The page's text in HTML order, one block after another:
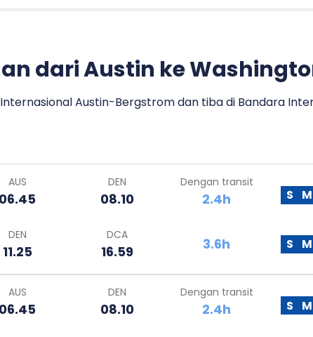
dari Austin ke
Austin-Bergstrom dan tiba di Bandara
AUS
06.45
DEN
08.10
Dengan transit
2.4h S M
DEN
11.25
DCA
16.59 3.6h S M
AUS
06.45
DEN
08.10
Dengan transit
2.4h S M